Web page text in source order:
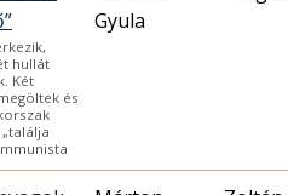
hullát
Két
és
Gyula